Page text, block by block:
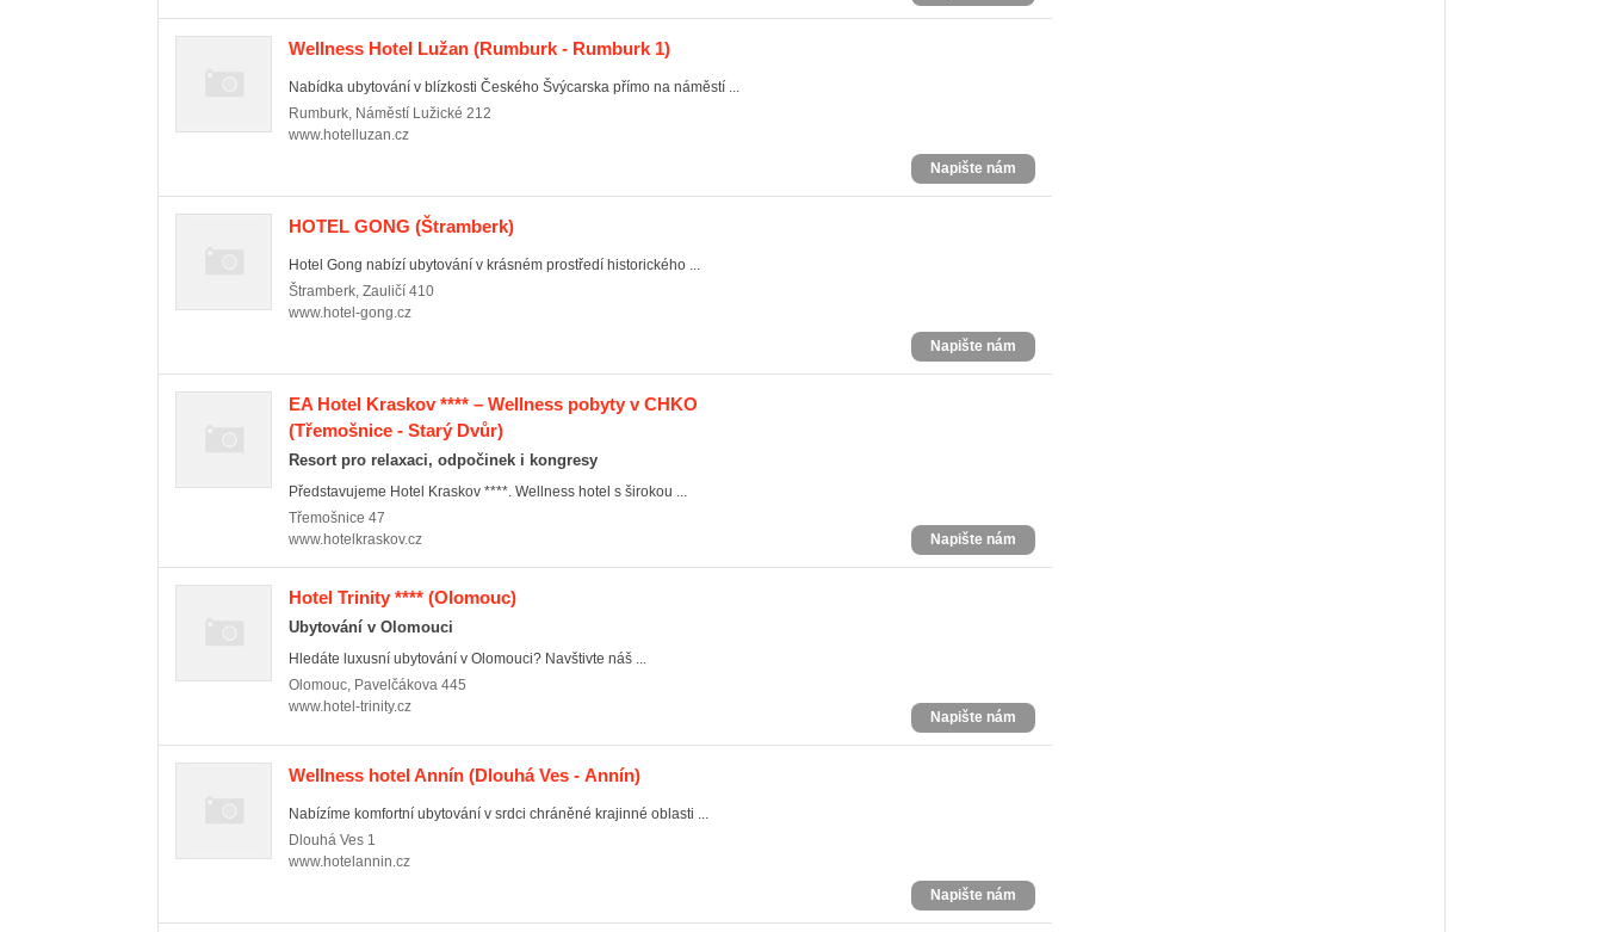
Wellness Hotel Lužan (Rumburk - Rumburk 1)
Nabídka ubytování v blízkosti Českého Švýcarska přímo na náměstí ...
Rumburk, Náměstí Lužické 212
www.hotelluzan.cz
Napište nám
HOTEL GONG (Štramberk)
Hotel Gong nabízí ubytování v krásném prostředí historického ...
Štramberk, Zauličí 410
www.hotel-gong.cz
Napište nám
EA Hotel Kraskov **** – Wellness pobyty v CHKO
(Třemošnice - Starý Dvůr)
Resort pro relaxaci, odpočinek i kongresy
Představujeme Hotel Kraskov ****. Wellness hotel s širokou ...
Třemošnice 47
www.hotelkraskov.cz
Napište nám
Hotel Trinity **** (Olomouc)
Ubytování v Olomouci
Hledáte luxusní ubytování v Olomouci? Navštivte náš ...
Olomouc, Pavelčákova 445
www.hotel-trinity.cz
Napište nám
Wellness hotel Annín (Dlouhá Ves - Annín)
Nabízíme komfortní ubytování v srdci chráněné krajinné oblasti ...
Dlouhá Ves 1
www.hotelannin.cz
Napište nám